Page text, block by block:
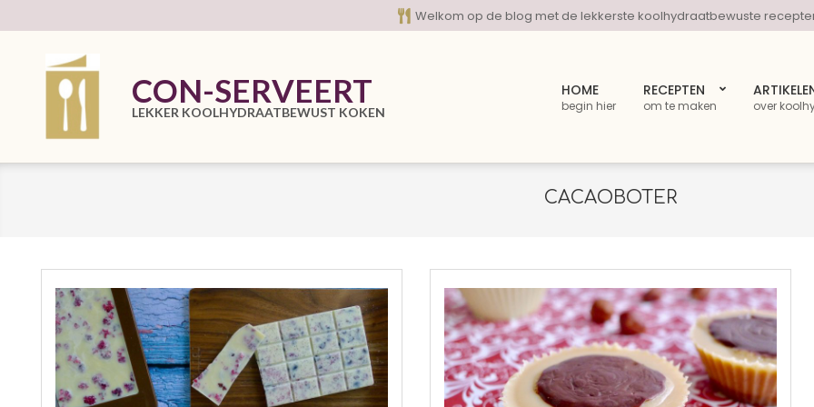
to
Welkom op de blog met de lekkerste koolhydraatbewuste
CON-SERVEERT
LEKKER KOOLHYDRAATBEWUST KOKEN
HOME
begin hier
RECEPTEN
om te maken over
CACAOBOTER